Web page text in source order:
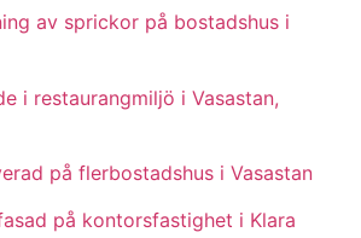
av sprickor på bostadshus i
i restaurangmiljö i Vasastan,
på flerbostadshus i Vasastan
på kontorsfastighet i Klara